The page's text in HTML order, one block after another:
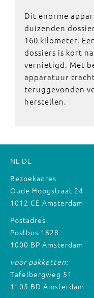
Dit enorme
duizenden
160 kilometer.
dossiers is kort
vernietigd. Met
apparatuur
teruggevonden
herstellen.
NL DE
Bezoekadres
Oude Hoogstraat 24
1012 CE Amsterdam
Postadres
Postbus 1628
1000 BP Amsterdam
voor pakketten:
Tafelbergweg 51
1105 BD Amsterdam